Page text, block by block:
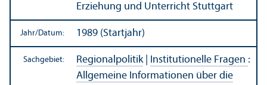
Erziehung und Unter­richt Stuttgart
Jahr/Datum: 1989 (Startjahr)
Sachgebiet: Regionalpolitik| Institutionelle Fragen :
Allgemeine Informationen über die